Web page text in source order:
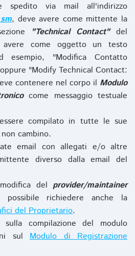
via mail all'indirizzo
, deve avere come mittente la
"Technical Contact"del
avere come oggetto un testo
esempio, "Modifica Contatto
"Modify Technical Contact:
contenere nel corpo il Modulo
come messaggio testuale
compilato in tutte le sue
cambino.
email con allegati e/o altre
diverso dalla email del
del provider/maintainer
richiedere anche la
del Proprietario.
compilazione del modulo
sul Modulo di Registrazione